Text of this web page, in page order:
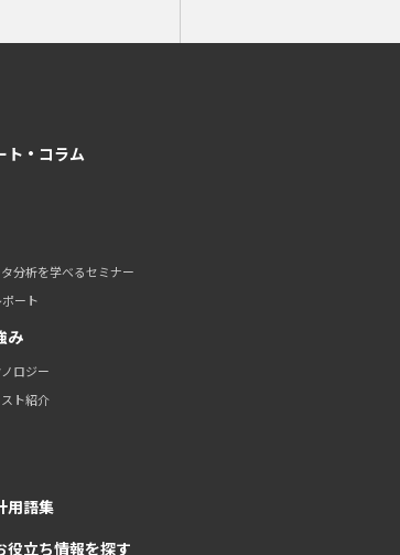
ト・コラム
分析を学べるセミナー
ート
み
ロジー
ト紹介
用語集
役立ち情報を探す